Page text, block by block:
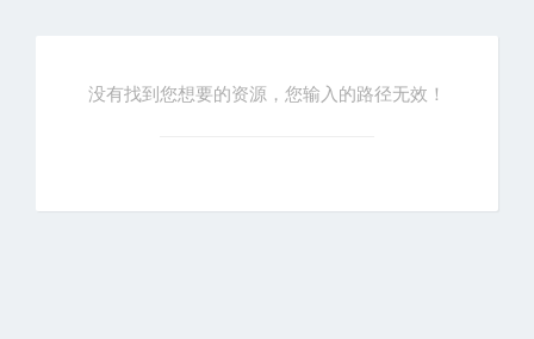
没有找到您想要的资源，您输入的路径无效！